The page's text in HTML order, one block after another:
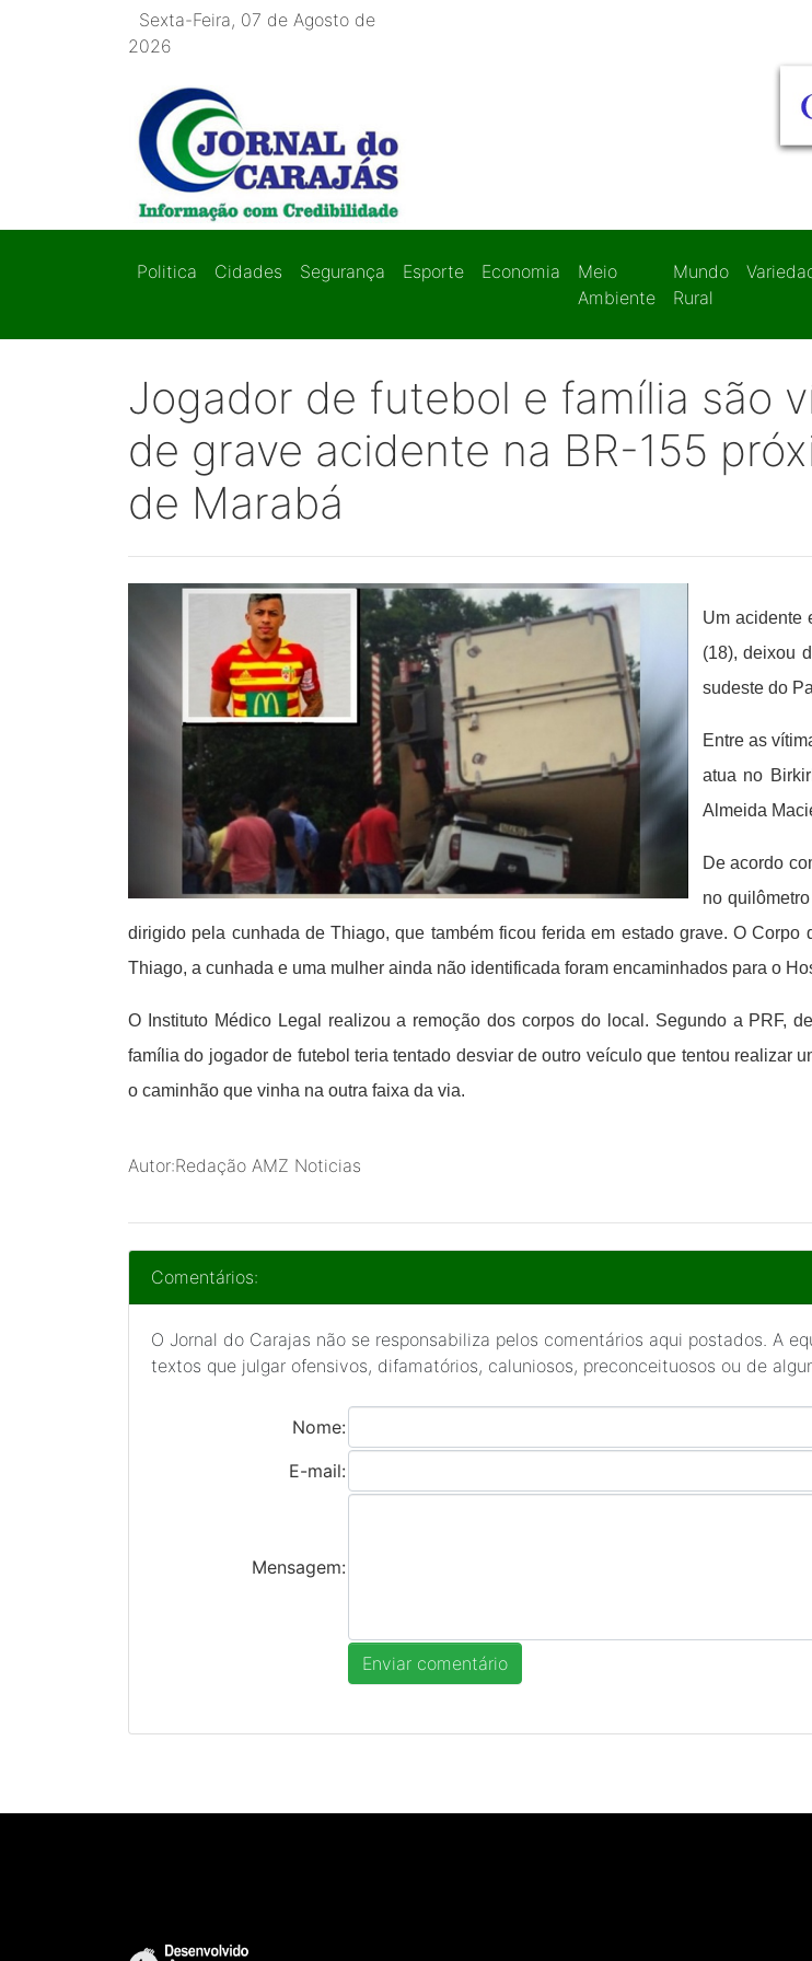
Sexta-Feira, 07 de Agosto de
2026
Politica Cidades Segurança Esporte Economia
Meio
Ambiente
Mundo
Rural
Jogador de futebol e família são
de grave acidente na BR-155
de Marabá
Um acidente
(18), deixou
sudeste do
Entre as
atua no
Almeida
De acordo
no
dirigido pela cunhada de Thiago, que também ficou ferida em estado grave. O Corpo
Thiago, a cunhada e uma mulher ainda não identificada foram encaminhados para o
O Instituto Médico Legal realizou a remoção dos corpos do local. Segundo a PRF,
família do jogador de futebol teria tentado desviar de outro veículo que tentou realizar
o caminhão que vinha na outra faixa da via.
Autor:Redação AMZ Noticias
Comentários:
O Jornal do Carajas não se responsabiliza pelos comentários aqui postados. A
textos que julgar ofensivos, difamatórios, caluniosos, preconceituosos ou de
Nome:
E-mail:
Mensagem: